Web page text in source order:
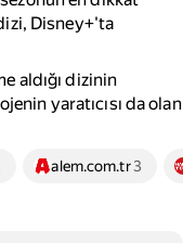
Disney+'ta
aldığı dizinin
yaratıcısı da olan
alem.com.tr3